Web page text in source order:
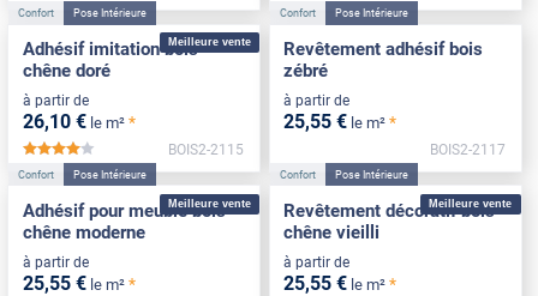
Meilleure vente
Confort Pose Intérieure
Adhésif imitation bois
chêne doré
à partir de
26,10 € le m² *
*****
BOIS2-2115
Confort Pose Intérieure
Revêtement adhésif bois
zébré
à partir de
25,55 € le m² *
BOIS2-2117
Meilleure vente
Confort Pose Intérieure
Adhésif pour meuble bois
chêne moderne
à partir de
25,55 € le m² *
Meilleure vente
Confort Pose Intérieure
Revêtement décoratif bois
chêne vieilli
à partir de
25,55 € le m² *